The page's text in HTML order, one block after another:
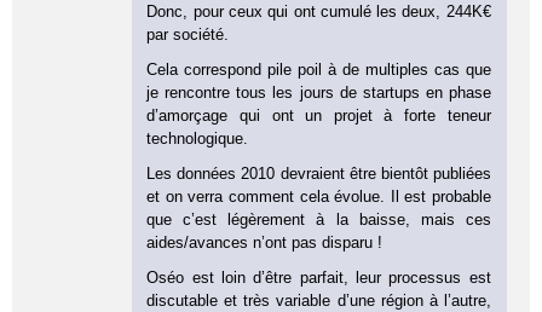
Donc, pour ceux qui ont cumulé les deux, 244K€
par société.
Cela correspond pile poil à de multiples cas que
je rencontre tous les jours de startups en phase
d’amorçage qui ont un projet à forte teneur
technologique.
Les données 2010 devraient être bientôt publiées
et on verra comment cela évolue. Il est probable
que c’est légèrement à la baisse, mais ces
aides/avances n’ont pas disparu !
Oséo est loin d’être parfait, leur processus est
discutable et très variable d’une région à l’autre,